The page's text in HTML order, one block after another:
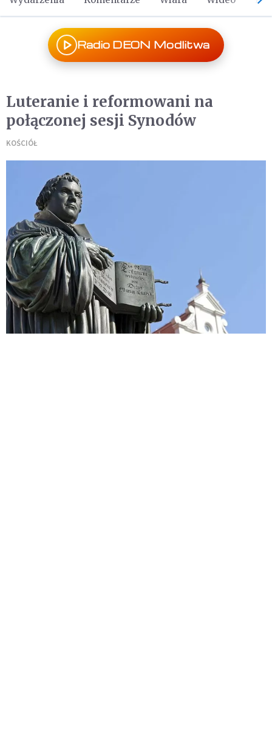
Radio DEON Modlitwa
Luteranie i reformowani na
połączonej sesji Synodów
KOŚCIÓŁ